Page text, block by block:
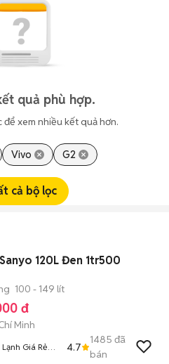
quả phù hợp.
xem nhiều kết quả hơn.
Vivo G2
cả bộ lọc
120L Đen 1tr500
100 - 149 lít
đ
Minh
Giá Rẻ
4.7
1485 đã
bán